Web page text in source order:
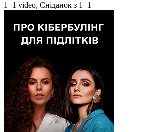
1+1 video, Сніданок з 1+1